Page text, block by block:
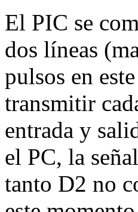
El PIC se
dos líneas
pulsos en
transmitir
entrada y
el PC, la
tanto D2 no